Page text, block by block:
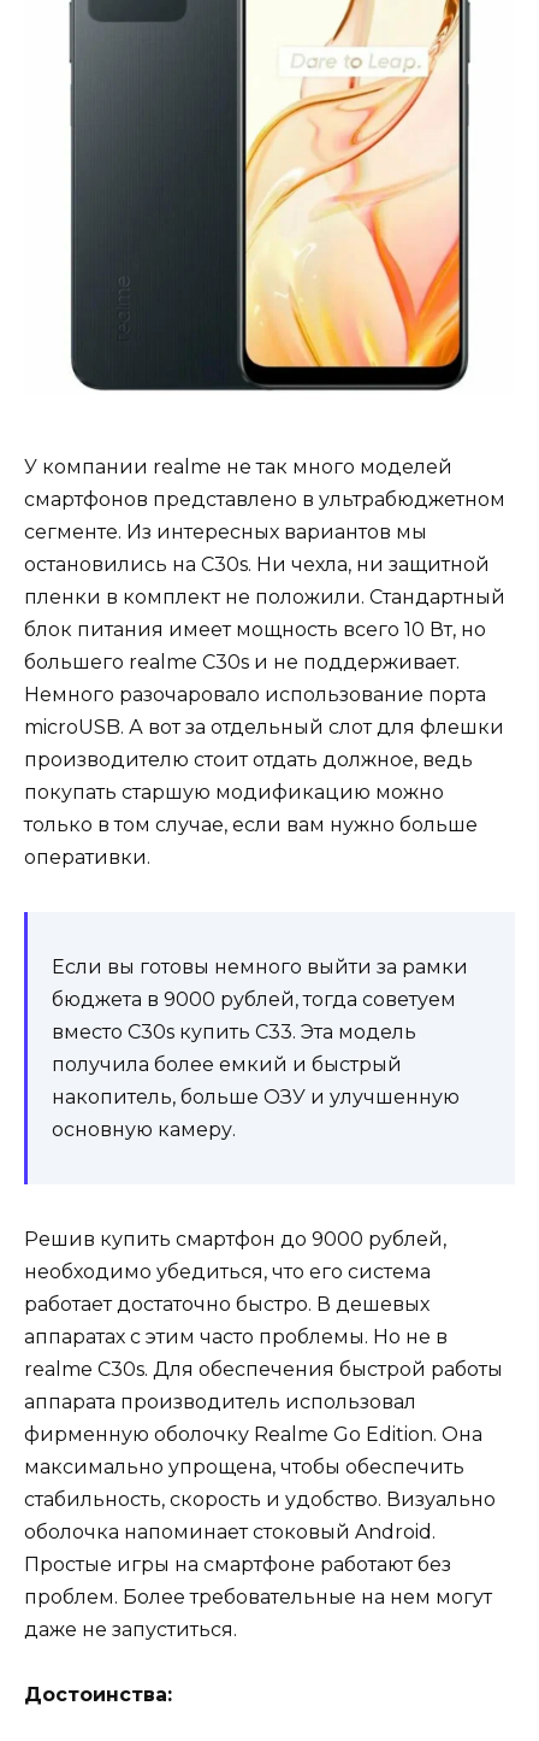
У компании realme не так много моделей
смартфонов представлено в ультрабюджетном
сегменте. Из интересных вариантов мы
остановились на C30s. Ни чехла, ни защитной
пленки в комплект не положили. Стандартный
блок питания имеет мощность всего 10 Вт, но
большего realme C30s и не поддерживает.
Немного разочаровало использование порта
microUSB. А вот за отдельный слот для флешки
производителю стоит отдать должное, ведь
покупать старшую модификацию можно
только в том случае, если вам нужно больше
оперативки.
Если вы готовы немного выйти за рамки
бюджета в 9000 рублей, тогда советуем
вместо C30s купить C33. Эта модель
получила более емкий и быстрый
накопитель, больше ОЗУ и улучшенную
основную камеру.
Решив купить смартфон до 9000 рублей,
необходимо убедиться, что его система
работает достаточно быстро. В дешевых
аппаратах с этим часто проблемы. Но не в
realme C30s. Для обеспечения быстрой работы
аппарата производитель использовал
фирменную оболочку Realme Go Edition. Она
максимально упрощена, чтобы обеспечить
стабильность, скорость и удобство. Визуально
оболочка напоминает стоковый Android.
Простые игры на смартфоне работают без
проблем. Более требовательные на нем могут
даже не запуститься.
Достоинства: